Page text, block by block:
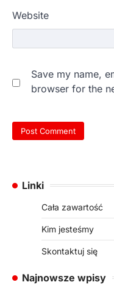
Website
Save my name,
browser for the
Linki
Cała zawartość
Kim jesteśmy
Skontaktuj się
Najnowsze wpisy